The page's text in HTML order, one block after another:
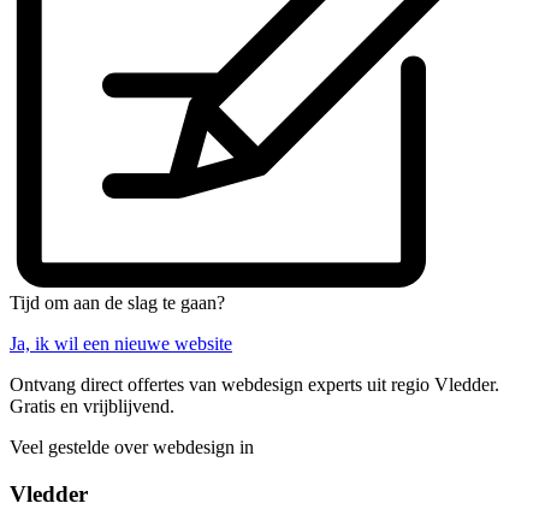
Tijd om aan de slag te gaan?
Ja, ik wil een nieuwe website
Ontvang direct offertes van webdesign experts uit regio Vledder.
Gratis en vrijblijvend.
Veel gestelde over webdesign in
Vledder